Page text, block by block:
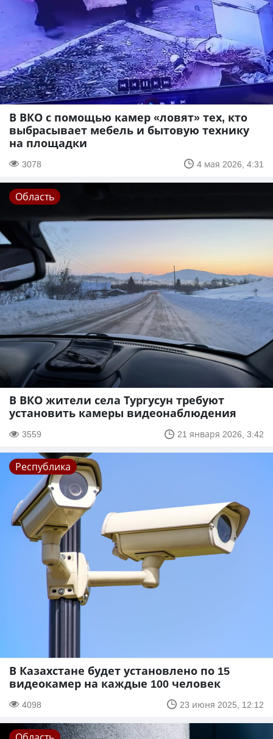
В ВКО с помощью камер «ловят» тех, кто
выбрасывает мебель и бытовую технику
на площадки
3078 4 мая 2026, 4:31
Область
В ВКО жители села Тургусун требуют
установить камеры видеонаблюдения
3559 21 января 2026, 3:42
Республика
В Казахстане будет установлено по 15
видеокамер на каждые 100 человек
4098 23 июня 2025, 12:12